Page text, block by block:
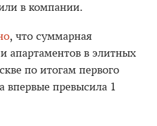
в компании.
, что суммарная
апартаментов в элитных
по итогам первого
впервые превысила 1